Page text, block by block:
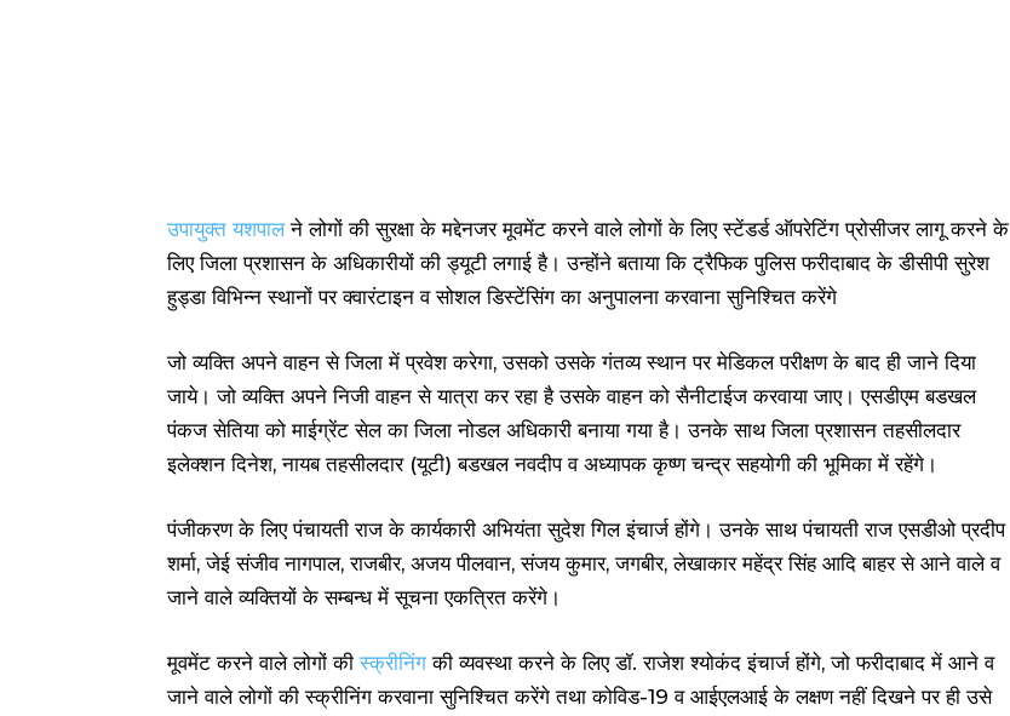
उपायुक्त यशपालने लोगों की सुरक्षा के मद्देनजर मूवमेंट करने वाले लोगों के लिए स्टेंडर्ड ऑपरेटिंग प्रोसीजर लागू करने के
लिए जिला प्रशासन के अधिकारीयों की ड्यूटी लगाई है। उन्होंने बताया कि ट्रैफिक पुलिस फरीदाबाद के डीसीपी सुरेश
हुड्डा विभिन्न स्थानों पर क्वारंटाइन व सोशल डिस्टेंसिंग का अनुपालना करवाना सुनिश्चित करेंगे
जो व्यक्ति अपने वाहन से जिला में प्रवेश करेगा, उसको उसके गंतव्य स्थान पर मेडिकल परीक्षण के बाद ही जाने दिया
जाये। जो व्यक्ति अपने निजी वाहन से यात्रा कर रहा है उसके वाहन को सैनीटाईज करवाया जाए। एसडीएम बडखल
पंकज सेतिया को माईग्रेंट सेल का जिला नोडल अधिकारी बनाया गया है। उनके साथ जिला प्रशासन तहसीलदार
इलेक्शन दिनेश, नायब तहसीलदार (यूटी) बडखल नवदीप व अध्यापक कृष्ण चन्द्र सहयोगी की भूमिका में रहेंगे।
पंजीकरण के लिए पंचायती राज के कार्यकारी अभियंता सुदेश गिल इंचार्ज होंगे। उनके साथ पंचायती राज एसडीओ प्रदीप
शर्मा, जेई संजीव नागपाल, राजबीर, अजय पीलवान, संजय कुमार, जगबीर, लेखाकार महेंद्र सिंह आदि बाहर से आने वाले व
जाने वाले व्यक्तियों के सम्बन्ध में सूचना एकत्रित करेंगे।
मूवमेंट करने वाले लोगों कीस्क्रीनिंग की व्यवस्था करने के लिए डॉ. राजेश श्योकंद इंचार्ज होंगे, जो फरीदाबाद में आने व
जाने वाले लोगों की स्क्रीनिंग करवाना सुनिश्चित करेंगे तथा कोविड-19 व आईएलआई के लक्षण नहीं दिखने पर ही उसे